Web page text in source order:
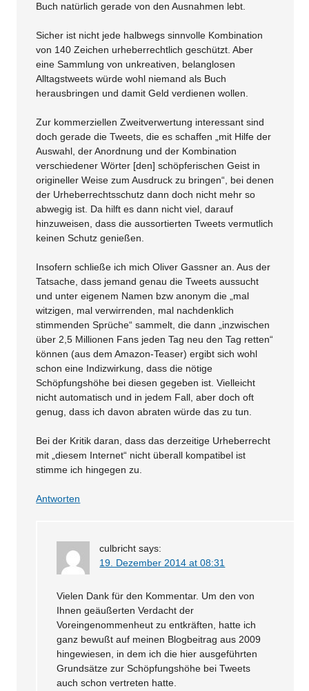
Buch natürlich gerade von den Ausnahmen lebt.
Sicher ist nicht jede halbwegs sinnvolle Kombination
von 140 Zeichen urheberrechtlich geschützt. Aber
eine Sammlung von unkreativen, belanglosen
Alltagstweets würde wohl niemand als Buch
herausbringen und damit Geld verdienen wollen.
Zur kommerziellen Zweitverwertung interessant sind
doch gerade die Tweets, die es schaffen „mit Hilfe der
Auswahl, der Anordnung und der Kombination
verschiedener Wörter [den] schöpferischen Geist in
origineller Weise zum Ausdruck zu bringen“, bei denen
der Urheberrechtsschutz dann doch nicht mehr so
abwegig ist. Da hilft es dann nicht viel, darauf
hinzuweisen, dass die aussortierten Tweets vermutlich
keinen Schutz genießen.
Insofern schließe ich mich Oliver Gassner an. Aus der
Tatsache, dass jemand genau die Tweets aussucht
und unter eigenem Namen bzw anonym die „mal
witzigen, mal verwirrenden, mal nachdenklich
stimmenden Sprüche“ sammelt, die dann „inzwischen
über 2,5 Millionen Fans jeden Tag neu den Tag retten“
können (aus dem Amazon-Teaser) ergibt sich wohl
schon eine Indizwirkung, dass die nötige
Schöpfungshöhe bei diesen gegeben ist. Vielleicht
nicht automatisch und in jedem Fall, aber doch oft
genug, dass ich davon abraten würde das zu tun.
Bei der Kritik daran, dass das derzeitige Urheberrecht
mit „diesem Internet“ nicht überall kompatibel ist
stimme ich hingegen zu.
Antworten
culbricht says:
19. Dezember 2014 at 08:31
Vielen Dank für den Kommentar. Um den von
Ihnen geäußerten Verdacht der
Voreingenommenheut zu entkräften, hatte ich
ganz bewußt auf meinen Blogbeitrag aus 2009
hingewiesen, in dem ich die hier ausgeführten
Grundsätze zur Schöpfungshöhe bei Tweets
auch schon vertreten hatte.